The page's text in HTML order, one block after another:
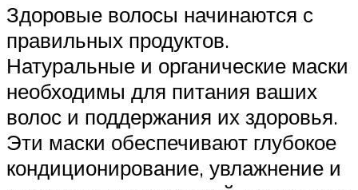
Здоровые волосы начинаются с
правильных продуктов.
Натуральные и органические маски
необходимы для питания ваших
волос и поддержания их здоровья.
Эти маски обеспечивают глубокое
кондиционирование, увлажнение и